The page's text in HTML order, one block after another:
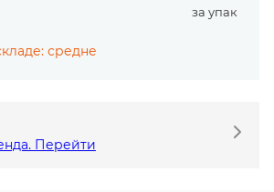
за упак
средне
Перейти